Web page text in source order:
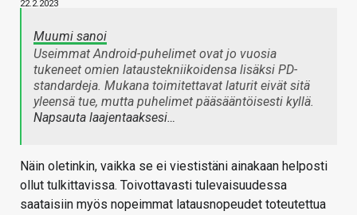
22.2.2023
Muumi sanoi
Useimmat Android-puhelimet ovat jo vuosia
tukeneet omien lataustekniikoidensa lisäksi PD-
standardeja. Mukana toimitettavat laturit eivät sitä
yleensä tue, mutta puhelimet pääsääntöisesti kyllä.
Napsauta laajentaaksesi…
Näin oletinkin, vaikka se ei viestistäni ainakaan helposti
ollut tulkittavissa. Toivottavasti tulevaisuudessa
saataisiin myös nopeimmat latausnopeudet toteutettua